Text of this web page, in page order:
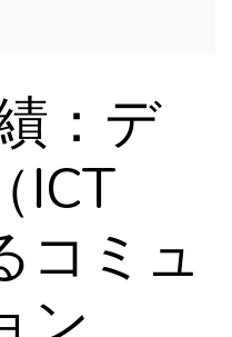
：デ
ICT
コミュ